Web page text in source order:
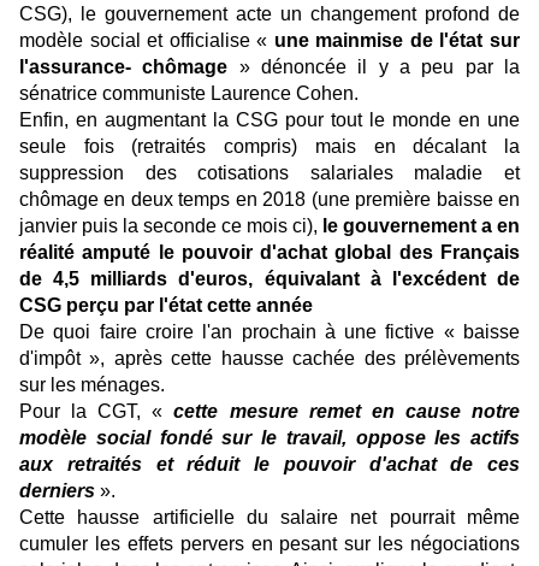
CSG), le gouvernement acte un changement profond de
modèle social et officialise « une mainmise de l'état sur
l'assurance- chômage » dénoncée il y a peu par la
sénatrice communiste Laurence Cohen.
Enfin, en augmentant la CSG pour tout le monde en une
seule fois (retraités compris) mais en décalant la
suppression des cotisations salariales maladie et
chômage en deux temps en 2018 (une première baisse en
janvier puis la seconde ce mois ci), le gouvernement a en
réalité amputé le pouvoir d'achat global des Français
de 4,5 milliards d'euros, équivalant à l'excédent de
CSG perçu par l'état cette année
De quoi faire croire l'an prochain à une fictive « baisse
d'impôt », après cette hausse cachée des prélèvements
sur les ménages.
Pour la CGT, «cette mesure remet en cause notre
modèle social fondé sur le travail, oppose les actifs
aux retraités et réduit le pouvoir d'achat de ces
derniers ».
Cette hausse artificielle du salaire net pourrait même
cumuler les effets pervers en pesant sur les négociations